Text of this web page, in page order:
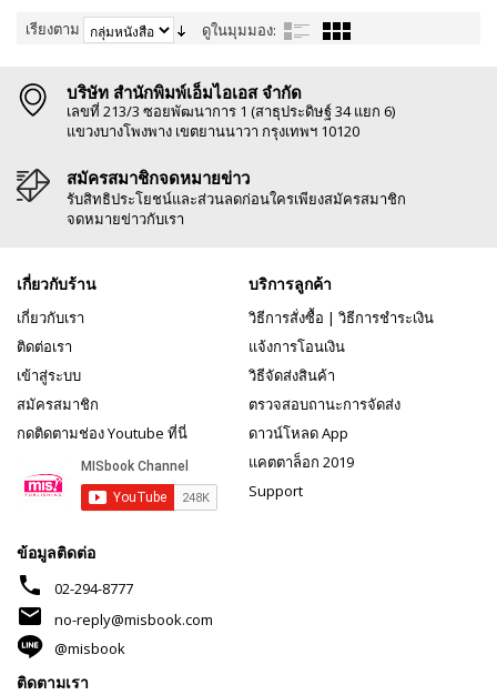
เรียงตาม ดูในมุมมอง:
บริษัท สำนักพิมพ์เอ็มไอเอส จำกัด
เลขที่ 213/3 ซอยพัฒนาการ 1 (สาธุประดิษฐ์ 34 แยก 6)
แขวงบางโพงพาง เขตยานนาวา กรุงเทพฯ 10120
สมัครสมาชิกจดหมายข่าว
รับสิทธิประโยชน์และส่วนลดก่อนใครเพียงสมัครสมาชิก
จดหมายข่าวกับเรา
เกี่ยวกับร้าน
เกี่ยวกับเรา
ติดต่อเรา
เข้าสู่ระบบ
สมัครสมาชิก
กดติดตามช่อง Youtube ที่นี่
บริการลูกค้า
วิธีการสั่งซื้อ | วิธีการชำระเงิน
แจ้งการโอนเงิน
วิธีจัดส่งสินค้า
ตรวจสอบถานะการจัดส่ง
ดาวน์โหลด App
แคตตาล็อก 2019
Support
ข้อมูลติดต่อ
phone 02-294-8777
mail
no-reply@misbook.com
@misbook
ติดตามเรา